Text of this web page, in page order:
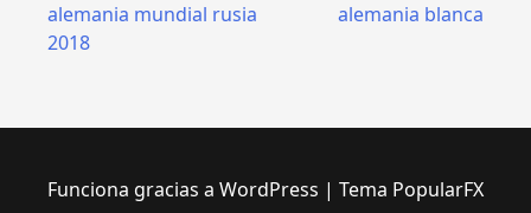
alemania mundial rusia
2018
alemania blanca
Funciona gracias a WordPress | Tema PopularFX